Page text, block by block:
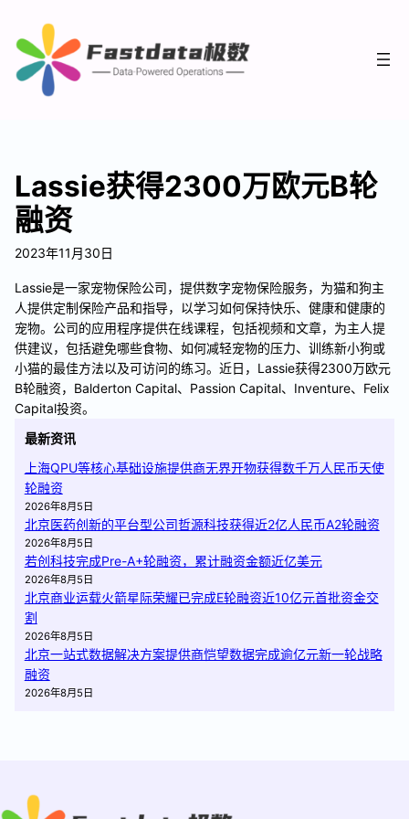
Lassie获得2300万欧元B轮
融资
2023年11月30日
Lassie是一家宠物保险公司，提供数字宠物保险服务，为猫和狗主
人提供定制保险产品和指导，以学习如何保持快乐、健康和健康的
宠物。公司的应用程序提供在线课程，包括视频和文章，为主人提
供建议，包括避免哪些食物、如何减轻宠物的压力、训练新小狗或
小猫的最佳方法以及可访问的练习。近日，Lassie获得2300万欧元
B轮融资，Balderton Capital、Passion Capital、Inventure、Felix
Capital投资。
最新资讯
上海QPU等核心基础设施提供商无界开物获得数千万人民币天使
轮融资
2026年8月5日
北京医药创新的平台型公司哲源科技获得近2亿人民币A2轮融资
2026年8月5日
若创科技完成Pre-A+轮融资，累计融资金额近亿美元
2026年8月5日
北京商业运载火箭星际荣耀已完成E轮融资近10亿元首批资金交
割
2026年8月5日
北京一站式数据解决方案提供商恺望数据完成逾亿元新一轮战略
融资
2026年8月5日